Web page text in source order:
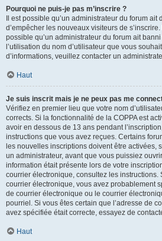
Pourquoi ne puis-je pas m’inscrire ?
Il est possible qu’un administrateur du forum
d’empêcher les nouveaux visiteurs de
possible qu’un administrateur du forum ait
l’utilisation du nom d’utilisateur que vous
d’informations, veuillez contacter un
Haut
Je suis inscrit mais je ne peux pas me
Vérifiez en premier lieu que votre nom
corrects. Si la fonctionnalité de la COPPA est
avoir en dessous de 13 ans pendant
instructions que vous avez reçues. Certains
les nouvelles inscriptions doivent être activées,
un administrateur, avant que vous puissiez
information était présente lors de votre
courrier électronique, consultez les instructions.
courrier électronique, vous avez probablement
de courrier électronique ou le courrier
pourriel. Si vous êtes certain que l’adresse de
avez spécifiée était correcte, essayez de
Haut